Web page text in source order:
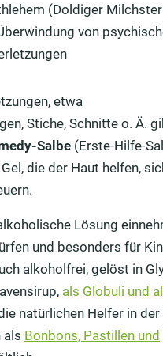
(Doldiger
von
etwa
Stiche, Schnitte o. Ä.
Salbe (Erste-Hilfe-
die der Haut helfen,
Lösung
und besonders für
alkoholfrei, gelöst in
als Globuli und
natürlichen Helfer in der
als Bonbons, Pastillen und